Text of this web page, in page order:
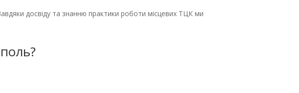
досвіду та знанню практики роботи місцевих ТЦК ми